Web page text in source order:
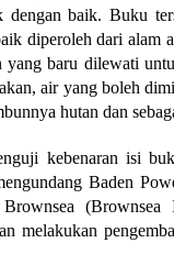
dengan baik. Buku
diperoleh dari alam
yang baru dilewati
air yang boleh
hutan dan
kebenaran isi
Baden
melakukan